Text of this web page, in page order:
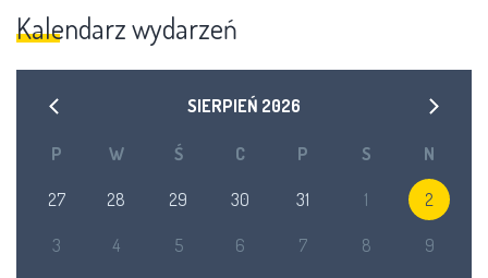
Kalendarz wydarzeń
SIERPIEŃ 2026
P W Ś C P S N
27 28 29 30 31 1 2
3 4 5 6 7 8 9